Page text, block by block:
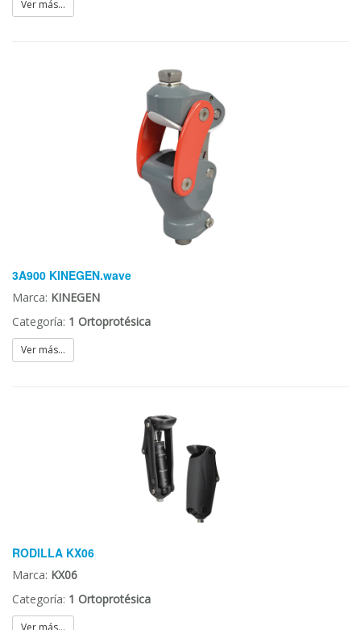
Ver más...
3A900 KINEGEN.wave
Marca: KINEGEN
Categoría: 1 Ortoprotésica
Ver más...
RODILLA KX06
Marca: KX06
Categoría: 1 Ortoprotésica